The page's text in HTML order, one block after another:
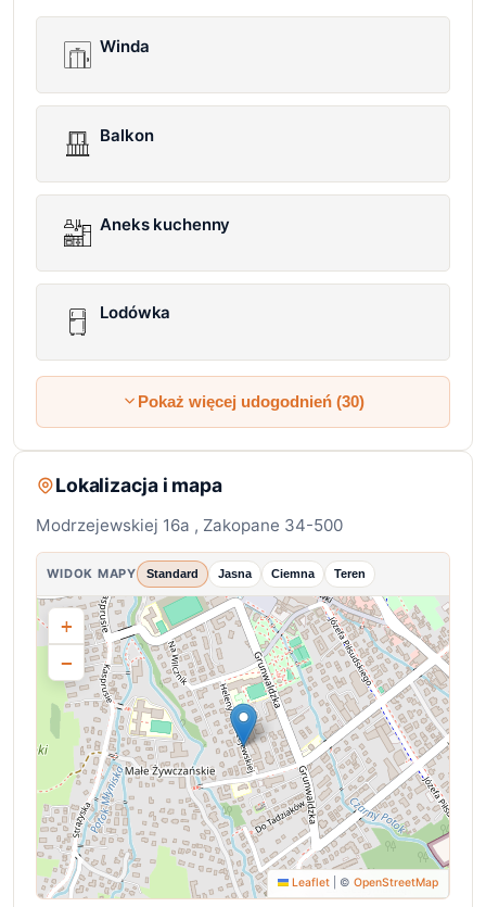
Lokalizacja i mapa
Modrzejewskiej 16a , Zakopane 34-500
WIDOK MAPY Standard Jasna Ciemna Teren
+
−
Leaflet ©OpenStreetMap
Winda
Balkon
Aneks kuchenny
Lodówka
Pokaż więcej udogodnień (30)